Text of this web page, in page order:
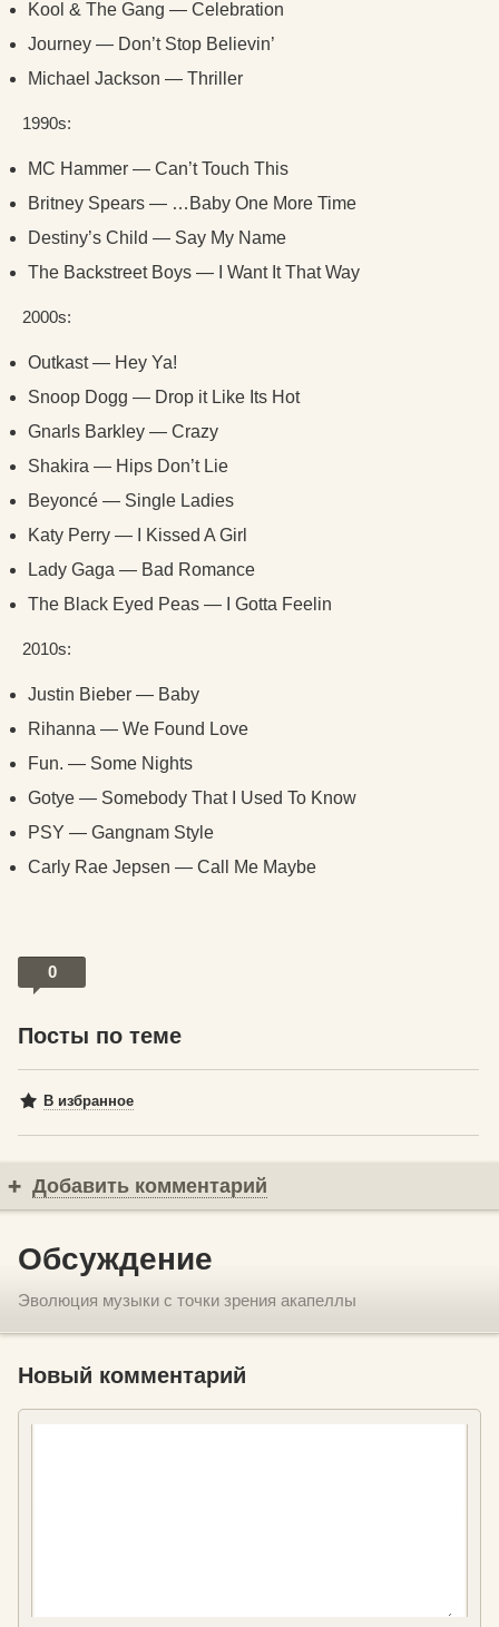
Kool & The Gang — Celebration
Journey — Don’t Stop Believin’
Michael Jackson — Thriller
1990s:
MC Hammer — Can’t Touch This
Britney Spears — …Baby One More Time
Destiny’s Child — Say My Name
The Backstreet Boys — I Want It That Way
2000s:
Outkast — Hey Ya!
Snoop Dogg — Drop it Like Its Hot
Gnarls Barkley — Crazy
Shakira — Hips Don’t Lie
Beyoncé — Single Ladies
Katy Perry — I Kissed A Girl
Lady Gaga — Bad Romance
The Black Eyed Peas — I Gotta Feelin
2010s:
Justin Bieber — Baby
Rihanna — We Found Love
Fun. — Some Nights
Gotye — Somebody That I Used To Know
PSY — Gangnam Style
Carly Rae Jepsen — Call Me Maybe
0
Посты по теме
В избранное
Добавить комментарий
Обсуждение
Эволюция музыки с точки зрения акапеллы
Новый комментарий